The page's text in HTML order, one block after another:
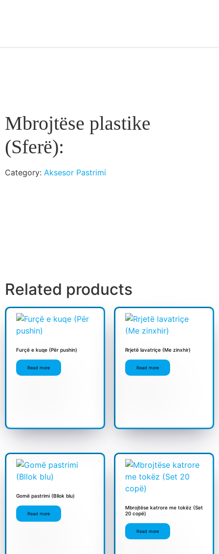
Mbrojtëse plastike
(Sferë):
Category: Aksesor Pastrimi
Related products
Furçë e kuqe (Për pushin)
Read more
Rrjetë lavatriçe (Me zinxhir)
Read more
Gomë pastrimi (Bllok blu)
Read more
Mbrojtëse katrore me tokëz (Set
20 copë)
Read more